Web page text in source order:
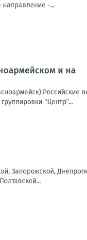
направление -...
и на
"Центр"...
Запорожской,